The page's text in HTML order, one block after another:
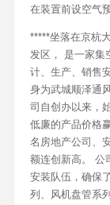
在装置前设空气
*****坐落在京杭
发区， 是一家集
计、生产、销售
身为武城顺泽通
司自创办以来，
低廉的产品价格
名房地产公司、
额连创新高。 公
安装队伍，确保
列、风机盘管系